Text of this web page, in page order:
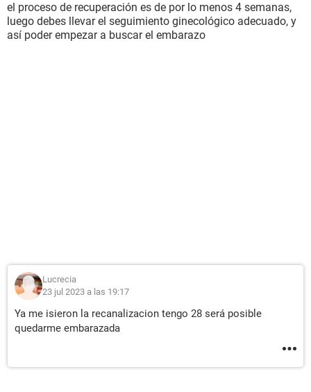
el proceso de recuperación es de por lo menos 4 semanas,
luego debes llevar el seguimiento ginecológico adecuado, y
así poder empezar a buscar el embarazo
Lucrecia
23 jul 2023 a las 19:17
Ya me isieron la recanalizacion tengo 28 será posible
quedarme embarazada